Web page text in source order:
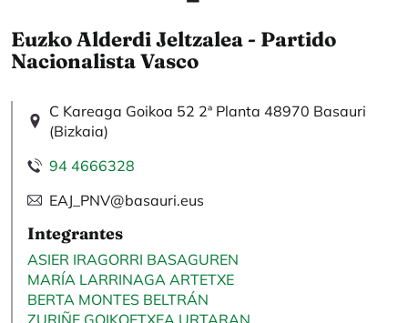
Euzko Alderdi Jeltzalea - Partido
Nacionalista Vasco
C Kareaga Goikoa 52 2ª Planta 48970 Basauri
(Bizkaia)
94 4666328
EAJ_PNV@basauri.eus
Integrantes
ASIER IRAGORRI BASAGUREN
MARÍA LARRINAGA ARTETXE
BERTA MONTES BELTRÁN
ZURIÑE GOIKOETXEA URTARAN